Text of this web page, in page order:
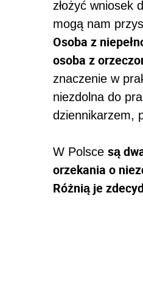
złożyć wniosek
mogą nam
Osoba z
osoba z
znaczenie w
niezdolna do
dziennikarzem,
W Polsce są
orzekania o
Różnią je